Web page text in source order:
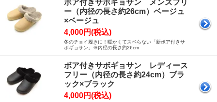
ボア付きサボギョサン メンズフリ
ー（内径の長さ約26cm）ベージュ
×ベージュ
4,000円(税込)
冬のチョイ履きに！暖かくてスベらない「新ボア付きサ
ボギョサン」※内径の長さ約26cm
ボア付きサボギョサン レディース
フリー（内径の長さ約24cm）ブラ
ック×ブラック
4,000円(税込)